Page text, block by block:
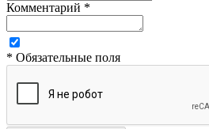
Комментарий *
* Обязательные поля